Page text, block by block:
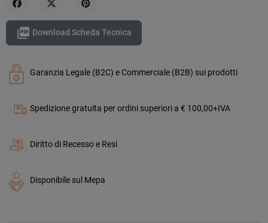
 Download Scheda Tecnica
Garanzia Legale (B2C) e Commerciale (B2B) sui prodotti
Spedizione gratuita per ordini superiori a € 100,00+IVA
Diritto di Recesso e Resi
Disponibile sul Mepa